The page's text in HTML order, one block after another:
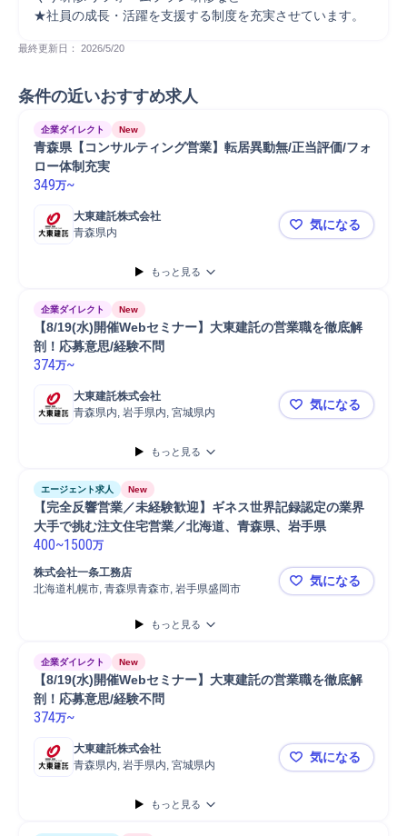
★社員の成長・活躍を支援する制度を充実させています。
最終更新日： 2026/5/20
条件の近いおすすめ求人
企業ダイレクト New
青森県【コンサルティング営業】転居異動無/正当評価/フォ
ロー体制充実
349万~
大東建託株式会社
青森県内
青森県【コ
気になる
もっと見る
企業ダイレクト New
【8/19(水)開催Webセミナー】大東建託の営業職を徹底解
剖！応募意思/経験不問
374万~
大東建託株式会社
青森県内, 岩手県内, 宮城県内
【8/19(水)
気になる
もっと見る
エージェント求人 New
【完全反響営業／未経験歓迎】ギネス世界記録認定の業界
大手で挑む注文住宅営業／北海道、青森県、岩手県
400~1500万
株式会社一条工務店
北海道札幌市, 青森県青森市, 岩手県盛岡市
【完全反響
気になる
もっと見る
企業ダイレクト New
【8/19(水)開催Webセミナー】大東建託の営業職を徹底解
剖！応募意思/経験不問
374万~
大東建託株式会社
青森県内, 岩手県内, 宮城県内
【8/19(水)
気になる
もっと見る